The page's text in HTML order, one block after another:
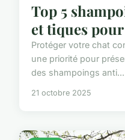
Top 5
et tiques pour
Protéger votre chat
une priorité pour
des shampoings anti...
21 octobre 2025